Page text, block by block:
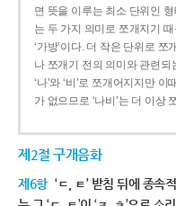
면 뜻을 이루는 최소 단위인 형
는 두 가지 의미로 쪼개지기 때
‘가방’이다. 더 작은 단위로
나 쪼개기 전의 의미와 관련되
‘나’와 ‘비’로 쪼개어지지만 이
가 없으므로 ‘나비’는 더 이상
제2절 구개음화
제6항 ‘ㄷ, ㅌ’ 받침 뒤에 종속